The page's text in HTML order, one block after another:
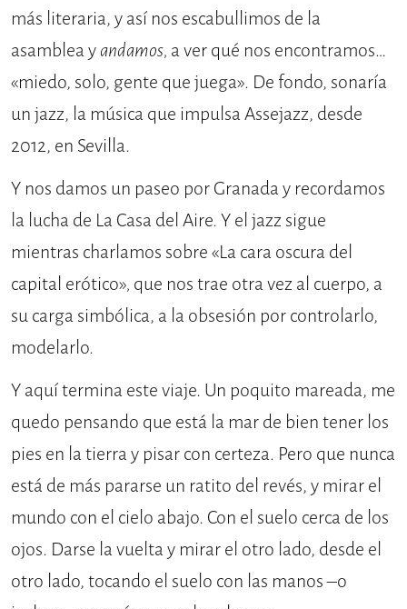
más literaria, y así nos escabullimos de la
asamblea yandamos, a ver qué nos encontramos…
«miedo, solo, gente que juega». De fondo, sonaría
un jazz, la música que impulsa Assejazz, desde
2012, en Sevilla.
Y nos damos un paseo por Granada y recordamos
la lucha de La Casa del Aire. Y el jazz sigue
mientras charlamos sobre «La cara oscura del
capital erótico», que nos trae otra vez al cuerpo, a
su carga simbólica, a la obsesión por controlarlo,
modelarlo.
Y aquí termina este viaje. Un poquito mareada, me
quedo pensando que está la mar de bien tener los
pies en la tierra y pisar con certeza. Pero que nunca
está de más pararse un ratito del revés, y mirar el
mundo con el cielo abajo. Con el suelo cerca de los
ojos. Darse la vuelta y mirar el otro lado, desde el
otro lado, tocando el suelo con las manos –o